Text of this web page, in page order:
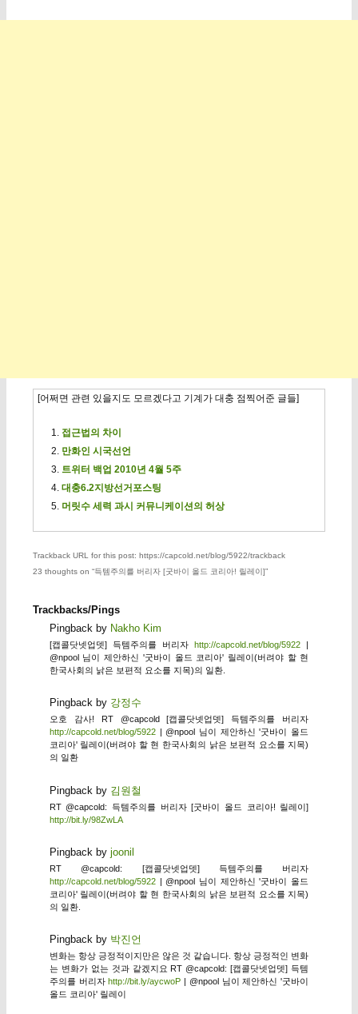
[어쩌면 관련 있을지도 모르겠다고 기계가 대충 점찍어준 글들]
접근법의 차이
만화인 시국선언
트위터 백업 2010년 4월 5주
대충6.2지방선거포스팅
머릿수 세력 과시 커뮤니케이션의 허상
Trackback URL for this post: https://capcold.net/blog/5922/trackback
23 thoughts on “득템주의를 버리자 [굿바이 올드 코리아! 릴레이]”
Trackbacks/Pings
Pingback by Nakho Kim
[캡콜닷넷업뎃] 득템주의를 버리자http://capcold.net/blog/5922 |
@npool 님이 제안하신 '굿바이 올드 코리아' 릴레이(버려야 할 현
한국사회의 낡은 보편적 요소를 지목)의 일환.
Pingback by 강정수
오호 감사! RT @capcold [캡콜닷넷업뎃] 득템주의를 버리자
http://capcold.net/blog/5922| @npool 님이 제안하신 '굿바이 올드
코리아' 릴레이(버려야 할 현 한국사회의 낡은 보편적 요소를 지목)
의 일환
Pingback by 김원철
RT @capcold: 득템주의를 버리자 [굿바이 올드 코리아! 릴레이]
http://bit.ly/98ZwLA
Pingback by joonil
RT @capcold: [캡콜닷넷업뎃] 득템주의를 버리자
http://capcold.net/blog/5922| @npool 님이 제안하신 '굿바이 올드
코리아' 릴레이(버려야 할 현 한국사회의 낡은 보편적 요소를 지목)
의 일환.
Pingback by 박진언
변화는 항상 긍정적이지만은 않은 것 같습니다. 항상 긍정적인 변화
는 변화가 없는 것과 같겠지요 RT @capcold: [캡콜닷넷업뎃] 득템
주의를 버리자http://bit.ly/aycwoP | @npool 님이 제안하신 '굿바이
올드 코리아' 릴레이